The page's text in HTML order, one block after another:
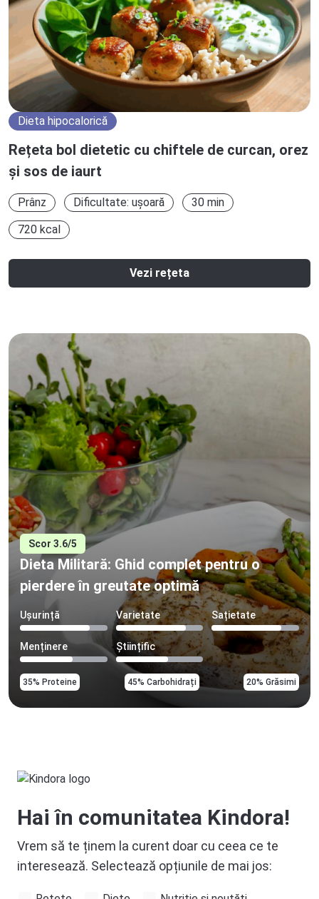
Dieta hipocalorică
Rețeta bol dietetic cu chiftele de curcan, orez
și sos de iaurt
Prânz Dificultate: ușoară
30 min
720 kcal
Vezi rețeta
Scor 3.6/5
Dieta Militară: Ghid complet pentru o
pierdere în greutate optimă
Ușurință Varietate Sațietate
Menținere Științific
35% Proteine 45% Carbohidrați 20% Grăsimi
Hai în comunitatea Kindora!
Vrem să te ținem la curent doar cu ceea ce te
interesează. Selectează opțiunile de mai jos: